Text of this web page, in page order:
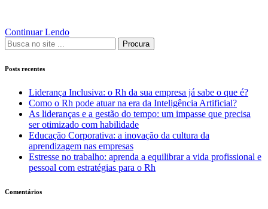
Continuar Lendo
Procura
Posts recentes
Liderança Inclusiva: o Rh da sua empresa já sabe o que é?
Como o Rh pode atuar na era da Inteligência Artificial?
As lideranças e a gestão do tempo: um impasse que precisa
ser otimizado com habilidade
Educação Corporativa: a inovação da cultura da
aprendizagem nas empresas
Estresse no trabalho: aprenda a equilibrar a vida profissional e
pessoal com estratégias para o Rh
Comentários